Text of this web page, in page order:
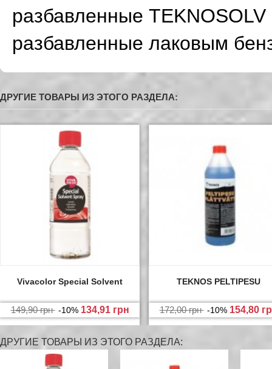
разбавленные
разбавленные лаковым
ДРУГИЕ ТОВАРЫ ИЗ ЭТОГО РАЗДЕЛА:
Vivacolor Special Solvent
149,90 грн -10% 134,91 грн
TEKNOS PELTIPESU
172,00 грн -10% 154,80
ДРУГИЕ ТОВАРЫ ИЗ ЭТОГО РАЗДЕЛА: